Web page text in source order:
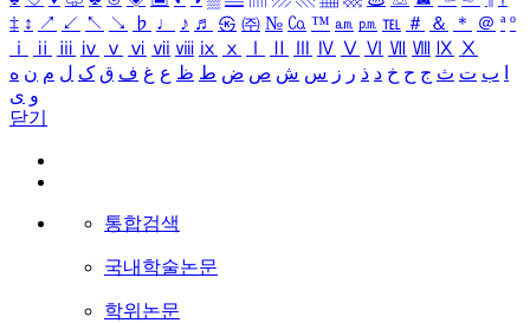
‡ ↕ ↗ ↙ ↖ ↘ ♭ ♩ ♪ ♬ ㉿ ㈜ № ㏇ ™ ㏂ ㏘ ℡ ＃ ＆ ＊ ＠ ª º
ⅰ
ⅱ ⅲ ⅳ ⅴ ⅵ ⅶ ⅷ ⅸ ⅹ Ⅳ Ⅴ Ⅵ Ⅶ Ⅷ Ⅸ Ⅹ
ب ت ث ج ح خ د ذ ر ز س ش ص ض ط ظ ع غ ف ق ک ل م ن ه
و ی
닫기
통합검색
국내학술논문
학위논문